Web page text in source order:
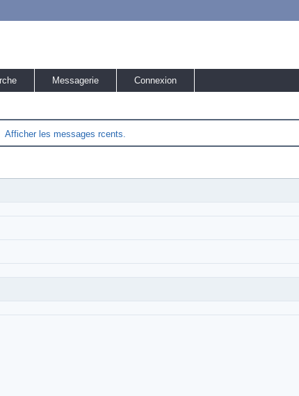
Messagerie Connexion
Afficher les messages rcents.